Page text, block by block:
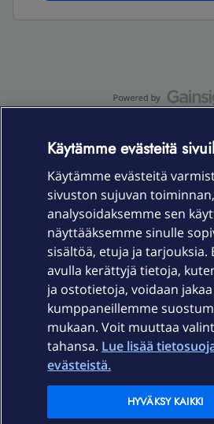
Laitteet & liittymät
Palvelut
Ajankohtaista
Elisa Oyj
Käytämme evästeitä
Käytämme evästeitä
sivuston sujuvan toiminnan,
analysoidaksemme sen
näyttääksemme sinulle
sisältöä, etuja ja tarjouksia.
avulla kerättyjä tietoja,
ja ostotietoja, voidaan jakaa
kumppaneillemme
mukaan. Voit muuttaa
tahansa. Lue lisää
evästeistä.
HYVÄKSY KAIKKI